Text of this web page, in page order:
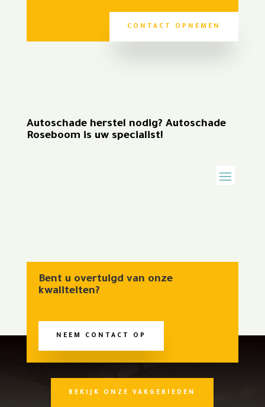
CONTACT OPNEMEN
Autoschade herstel nodig? Autoschade
Roseboom is uw specialist!
Bent u overtuigd van onze
kwaliteiten?
NEEM CONTACT OP
BEKIJK ONZE VAKGEBIEDEN